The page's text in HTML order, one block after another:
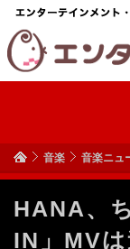
音楽 音楽ニュ
HANA、
IN」MV